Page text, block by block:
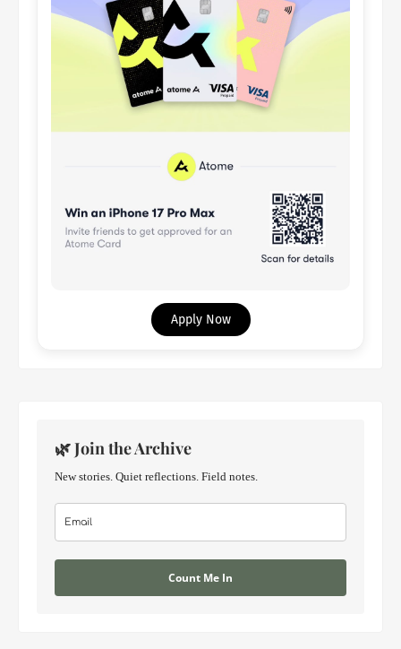
Apply Now
🌿 Join the Archive
New stories. Quiet reflections. Field notes.
Count Me In